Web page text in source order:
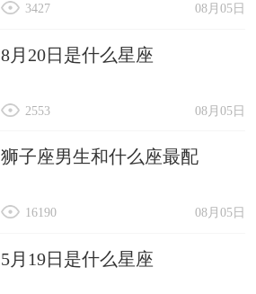
08月05日
3427
8月20日是什么星座
08月05日
2553
狮子座男生和什么座最配
08月05日
16190
5月19日是什么星座